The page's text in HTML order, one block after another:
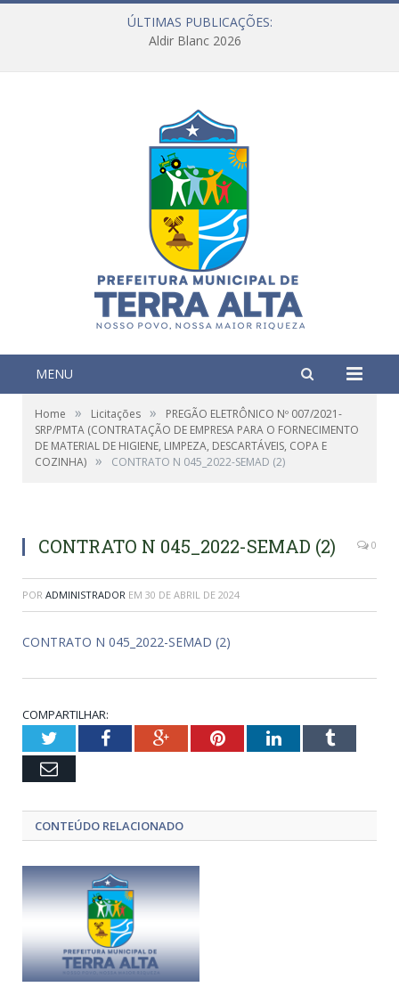
ÚLTIMAS PUBLICAÇÕES:
Aldir Blanc 2026
MENU
Home » Licitações »
PREGÃO ELETRÔNICO Nº 007/2021-
SRP/PMTA (CONTRATAÇÃO DE EMPRESA PARA O FORNECIMENTO
DE MATERIAL DE HIGIENE, LIMPEZA, DESCARTÁVEIS, COPA E
COZINHA) » CONTRATO N 045_2022-SEMAD (2)
CONTRATO N 045_2022-SEMAD (2) 0
POR ADMINISTRADOR EM 30 DE ABRIL DE 2024
CONTRATO N 045_2022-SEMAD (2)
COMPARTILHAR:
TwitterFacebookGoogle+PinterestLinkedInTumblr
Email
CONTEÚDO RELACIONADO